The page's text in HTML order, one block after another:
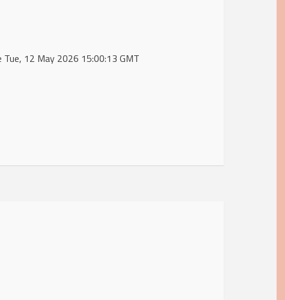
Tue, 12 May 2026 15:00:13 GMT